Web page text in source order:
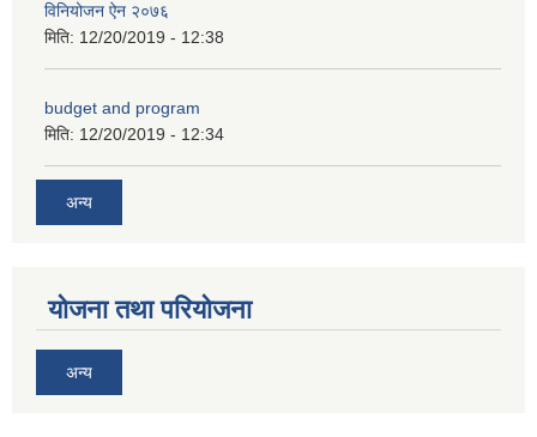
विनियोजन ऐन २०७६
मिति: 12/20/2019 - 12:38
budget and program
मिति: 12/20/2019 - 12:34
अन्य
योजना तथा परियोजना
अन्य